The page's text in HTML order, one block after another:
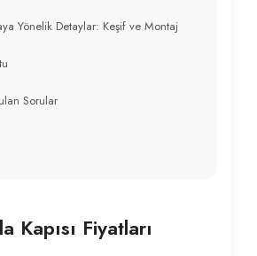
Yönelik Detaylar: Keşif ve Montaj
Sorular
Kapısı Fiyatları